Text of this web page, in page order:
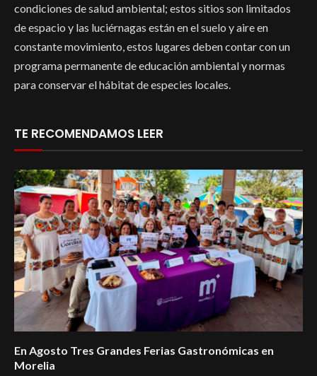
condiciones de salud ambiental; estos sitios son limitados
de espacio y las luciérnagas están en el suelo y aire en
constante movimiento, estos lugares deben contar con un
programa permanente de educación ambiental y normas
para conservar el hábitat de especies locales.
TE RECOMENDAMOS LEER
En Agosto Tres Grandes Ferias Gastronómicas en
Morelia